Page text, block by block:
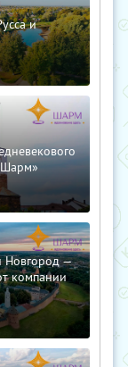
и
Новгород —
компании